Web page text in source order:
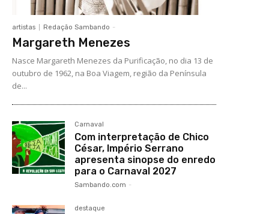
artistas Redação Sambando -
Margareth Menezes
Nasce Margareth Menezes da Purificação, no dia 13 de
outubro de 1962, na Boa Viagem, região da Península
de...
Carnaval
Com interpretação de Chico
César, Império Serrano
apresenta sinopse do enredo
para o Carnaval 2027
Sambando.com -
destaque